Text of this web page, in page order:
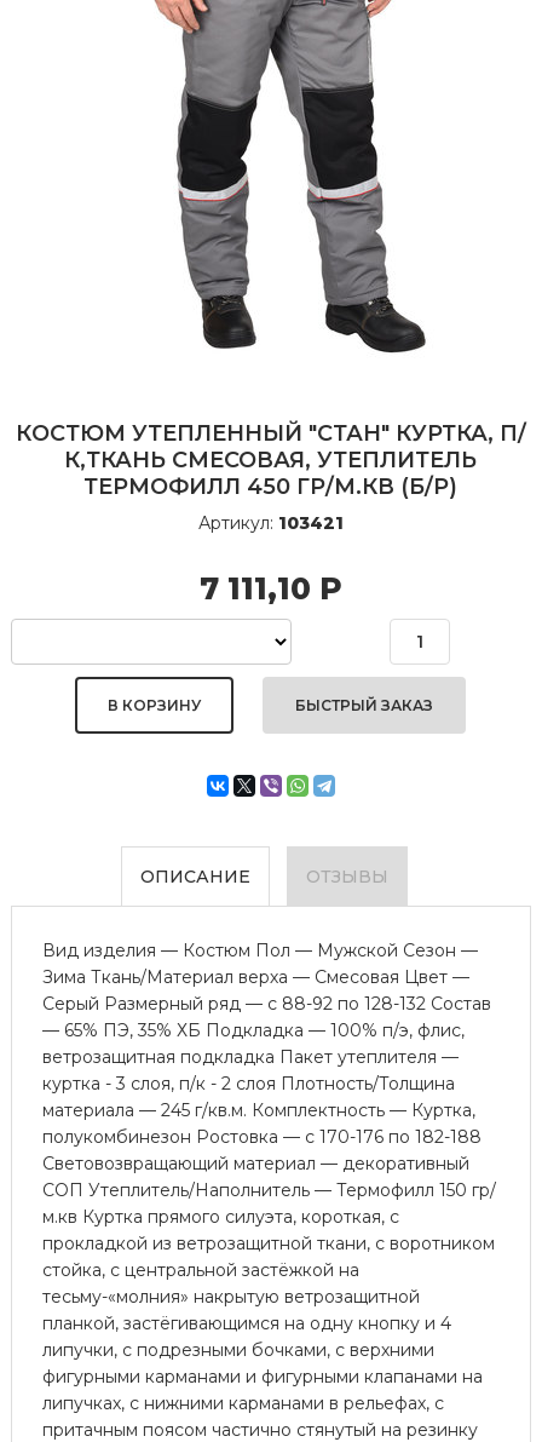
КОСТЮМ УТЕПЛЕННЫЙ "СТАН" КУРТКА, П/
К,ТКАНЬ СМЕСОВАЯ, УТЕПЛИТЕЛЬ
ТЕРМОФИЛЛ 450 ГР/М.КВ (Б/Р)
Артикул: 103421
7 111,10 Р
БЫСТРЫЙ ЗАКАЗ
ОПИСАНИЕ ОТЗЫВЫ
Вид изделия — Костюм Пол — Мужской Сезон —
Зима Ткань/Материал верха — Смесовая Цвет —
Серый Размерный ряд — с 88-92 по 128-132 Состав
— 65% ПЭ, 35% ХБ Подкладка — 100% п/э, флис,
ветрозащитная подкладка Пакет утеплителя —
куртка - 3 слоя, п/к - 2 слоя Плотность/Толщина
материала — 245 г/кв.м. Комплектность — Куртка,
полукомбинезон Ростовка — с 170-176 по 182-188
Световозвращающий материал — декоративный
СОП Утеплитель/Наполнитель — Термофилл 150 гр/
м.кв Куртка прямого силуэта, короткая, с
прокладкой из ветрозащитной ткани, с воротником
стойка, с центральной застёжкой на
тесьму-«молния» накрытую ветрозащитной
планкой, застёгивающимся на одну кнопку и 4
липучки, с подрезными бочками, с верхними
фигурными карманами и фигурными клапанами на
липучках, с нижними карманами в рельефах, с
притачным поясом частично стянутый на резинку